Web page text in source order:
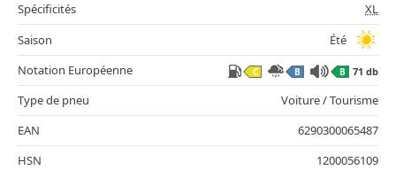
Spécificités
XL
Saison
Été
Notation Européenne
C B B 71 db
Type de pneu
Voiture / Tourisme
EAN
6290300065487
HSN
1200056109